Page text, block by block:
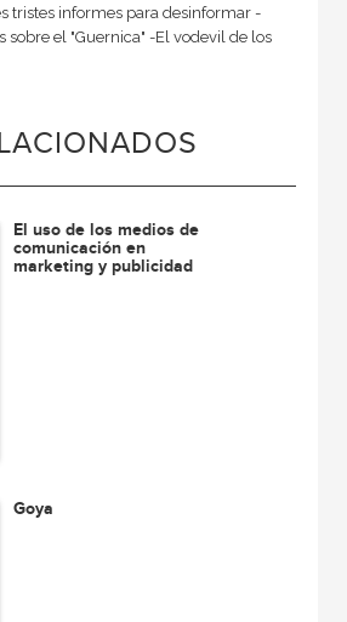
tristes informes para desinformar -
sobre el "Guernica" -El vodevil de los
El uso de los medios de
comunicación en
marketing y publicidad
Goya